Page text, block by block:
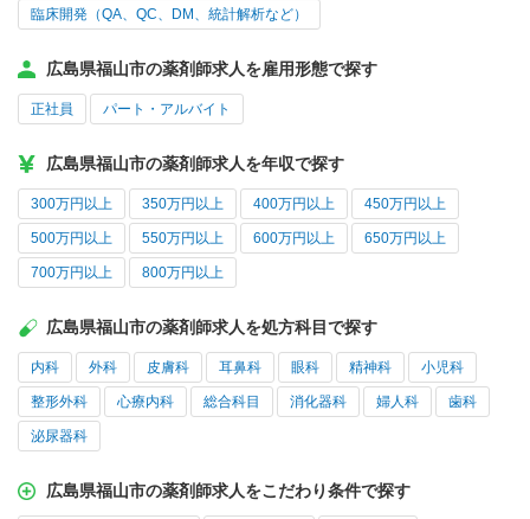
臨床開発（QA、QC、DM、統計解析など）
広島県福山市の薬剤師求人を雇用形態で探す
正社員 パート・アルバイト
広島県福山市の薬剤師求人を年収で探す
300万円以上 350万円以上 400万円以上 450万円以上
500万円以上 550万円以上 600万円以上 650万円以上
700万円以上 800万円以上
広島県福山市の薬剤師求人を処方科目で探す
内科 外科 皮膚科 耳鼻科 眼科 精神科 小児科
整形外科 心療内科 総合科目 消化器科 婦人科 歯科
泌尿器科
広島県福山市の薬剤師求人をこだわり条件で探す